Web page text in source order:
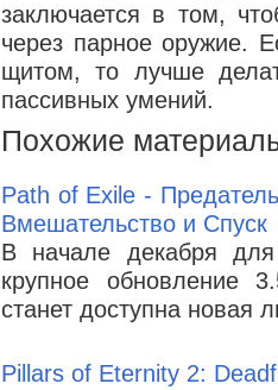
заключается в том,
через парное оружие.
щитом, то лучше
пассивных умений.
Похожие
Path of Exile -
Вмешательство и Спуск
В начале декабря
крупное обновление
станет доступна новая
Pillars of Eternity 2: